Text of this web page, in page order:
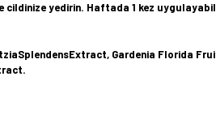
cildinize yedirin. Haftada 1 kez
Gardenia Florida